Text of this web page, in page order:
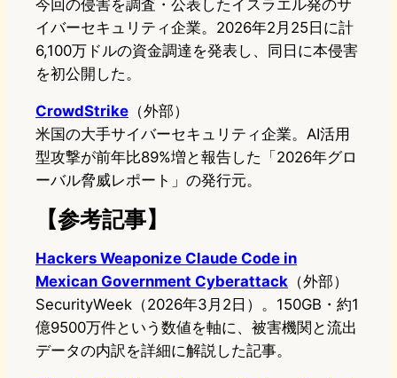
今回の侵害を調査・公表したイスラエル発のサ
イバーセキュリティ企業。2026年2月25日に計
6,100万ドルの資金調達を発表し、同日に本侵害
を初公開した。
CrowdStrike （外部）
米国の大手サイバーセキュリティ企業。AI活用
型攻撃が前年比89%増と報告した「2026年グロ
ーバル脅威レポート」の発行元。
【参考記事】
Hackers Weaponize Claude Code in
Mexican Government Cyberattack （外部）
SecurityWeek（2026年3月2日）。150GB・約1
億9500万件という数値を軸に、被害機関と流出
データの内訳を詳細に解説した記事。